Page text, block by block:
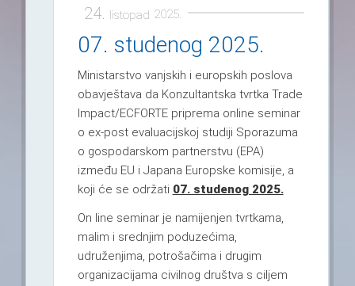
24. listopad 2025.
07. studenog 2025.
Ministarstvo vanjskih i europskih poslova
obavještava da Konzultantska tvrtka Trade
Impact/ECFORTE priprema online seminar
o ex-post evaluacijskoj studiji Sporazuma
o gospodarskom partnerstvu (EPA)
između EU i Japana Europske komisije, a
koji će se održati 07. studenog 2025.
On line seminar je namijenjen tvrtkama,
malim i srednjim poduzećima,
udruženjima, potrošačima i drugim
organizacijama civilnog društva s ciljem